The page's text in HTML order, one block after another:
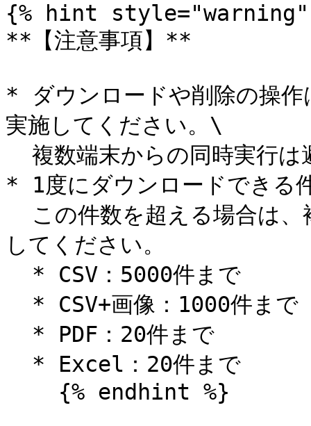
{% hint style="warning"
**【注意事項】**
* ダウンロードや削除の操作
実施してください。\
* 1度にダウンロードできる
してください。